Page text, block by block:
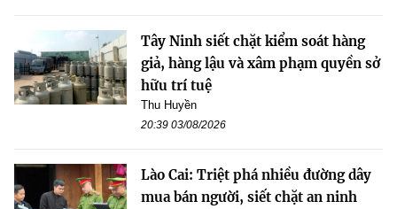
Tây Ninh siết chặt kiểm soát hàng
giả, hàng lậu và xâm phạm quyền sở
hữu trí tuệ
Thu Huyền
20:39 03/08/2026
Lào Cai: Triệt phá nhiều đường dây
mua bán người, siết chặt an ninh